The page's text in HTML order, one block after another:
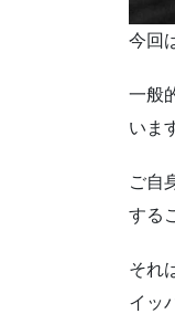
今回
一般
いま
ご自
する
それ
イッ